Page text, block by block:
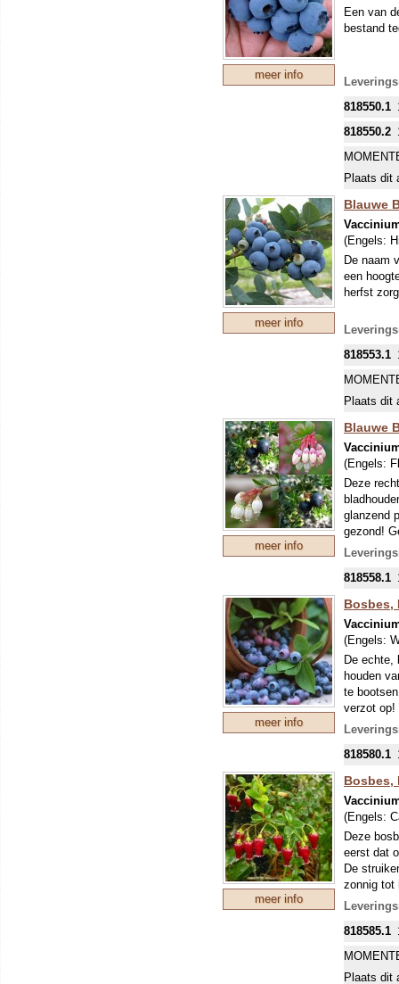
meer info
Een van
bestand
818550.1
818550.2
Plaats dit
meer info
Blauwe
(Engels:
De naam
een
herfst
818553.1
Plaats dit
meer info
Blauwe
(Engels:
Deze
glanzend
gezond!
goed
818558.1
meer info
Bosbes,
(Engels:
De echte,
houden
te
verzot op!
AF EN
DUS
818580.1
meer info
Bosbes,
(Engels:
Deze
eerst dat
De
zonnig tot
zeer
roze
818585.1
Plaats dit